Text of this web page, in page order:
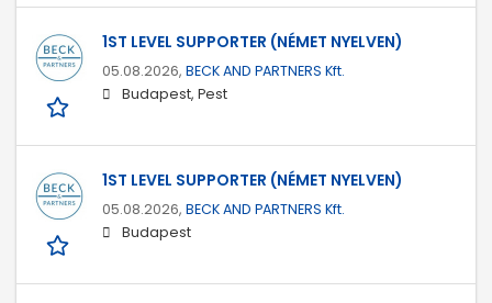
1ST LEVEL SUPPORTER (NÉMET NYELVEN)
05.08.2026, BECK AND PARTNERS Kft.
Budapest, Pest
1ST LEVEL SUPPORTER (NÉMET NYELVEN)
05.08.2026, BECK AND PARTNERS Kft.
Budapest